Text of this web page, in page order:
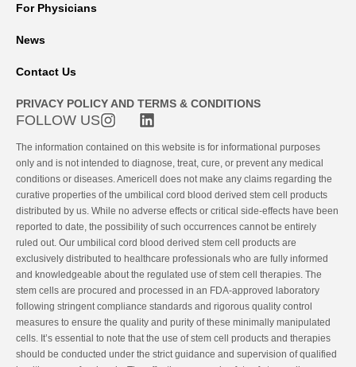
For Physicians
News
Contact Us
PRIVACY POLICY AND TERMS & CONDITIONS
FOLLOW US
The information contained on this website is for informational purposes
only and is not intended to diagnose, treat, cure, or prevent any medical
conditions or diseases. Americell does not make any claims regarding the
curative properties of the umbilical cord blood derived stem cell products
distributed by us. While no adverse effects or critical side-effects have been
reported to date, the possibility of such occurrences cannot be entirely
ruled out. Our umbilical cord blood derived stem cell products are
exclusively distributed to healthcare professionals who are fully informed
and knowledgeable about the regulated use of stem cell therapies. The
stem cells are procured and processed in an FDA-approved laboratory
following stringent compliance standards and rigorous quality control
measures to ensure the quality and purity of these minimally manipulated
cells. It’s essential to note that the use of stem cell products and therapies
should be conducted under the strict guidance and supervision of qualified